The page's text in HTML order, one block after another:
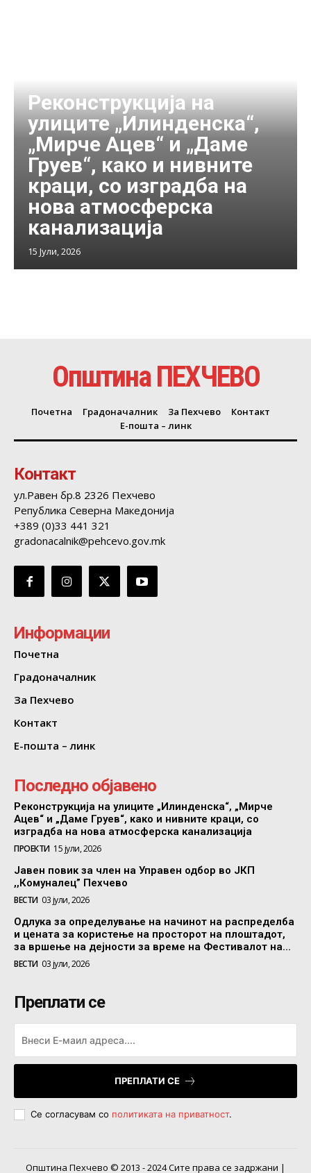
Реконструкција на
улиците „Илинденска“,
„Мирче Ацев“ и „Даме
Груев“, како и нивните
краци, со изградба на
нова атмосферска
канализација
15 Јули, 2026
Општина ПЕХЧЕВО
Почетна Градоначалник За Пехчево
Контакт
Е-пошта – линк
Контакт
ул.Равен бр.8 2326 Пехчево
Република Северна Македонија
+389 (0)33 441 321
gradonacalnik@pehcevo.gov.mk
Информации
Почетна
Градоначалник
За Пехчево
Контакт
Е-пошта – линк
Последно објавено
Реконструкција на улиците „Илинденска“, „Мирче
Ацев“ и „Даме Груев“, како и нивните краци, со
изградба на нова атмосферска канализација
ПРОЕКТИ 15 јули, 2026
Јавен повик за член на Управен одбор во ЈКП
,,Комуналец” Пехчево
ВЕСТИ 03 јули, 2026
Одлука за определување на начинот на распределба
и цената за користење на просторот на плоштадот,
за вршење на дејности за време на Фестивалот на...
ВЕСТИ 03 јули, 2026
Преплати се
ПРЕПЛАТИ СЕ
Се согласувам со политиката на приватност.
Општина Пехчево © 2013 - 2024 Сите права се задржани |